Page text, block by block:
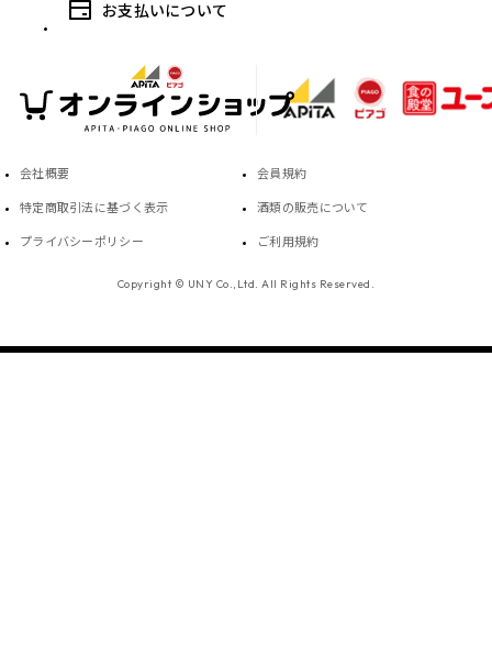
お支払いについて
会社概要 会員規約
特定商取引法に基づく表示 酒類の販売について
プライバシーポリシー ご利用規約
Copyright © UNY Co.,Ltd. All Rights Reserved.